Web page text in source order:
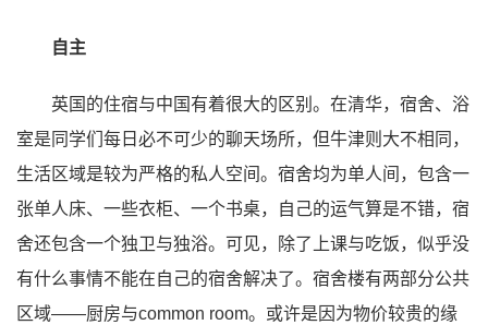
自主
英国的住宿与中国有着很大的区别。在清华，宿舍、浴
室是同学们每日必不可少的聊天场所，但牛津则大不相同，
生活区域是较为严格的私人空间。宿舍均为单人间，包含一
张单人床、一些衣柜、一个书桌，自己的运气算是不错，宿
舍还包含一个独卫与独浴。可见，除了上课与吃饭，似乎没
有什么事情不能在自己的宿舍解决了。宿舍楼有两部分公共
区域——厨房与common room。或许是因为物价较贵的缘